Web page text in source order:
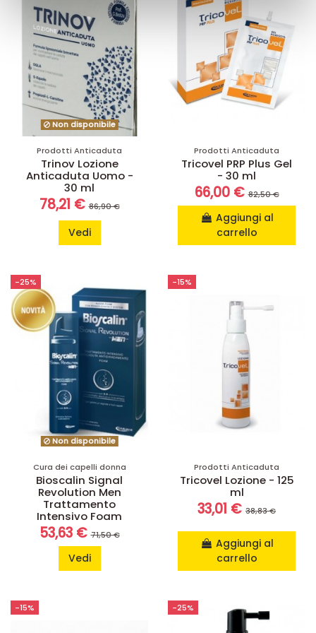
con altre informazioni che ha fornito loro o che hanno
raccolto dal suo utilizzo dei loro servizi.
Non disponibile
Prodotti Anticaduta
Trinov Lozione
Anticaduta Uomo -
30 ml
78,21 €86,90 €
Vedi
Prodotti Anticaduta
Tricovel PRP Plus Gel
- 30 ml
66,00 €82,50 €
Aggiungi al
carrello
-25%
Non disponibile
Cura dei capelli donna
Bioscalin Signal
Revolution Men
Trattamento
Intensivo Foam
53,63 €71,50 €
Vedi
-15%
Prodotti Anticaduta
Tricovel Lozione - 125
ml
33,01 € 38,83 €
Aggiungi al
carrello
-15% -25%